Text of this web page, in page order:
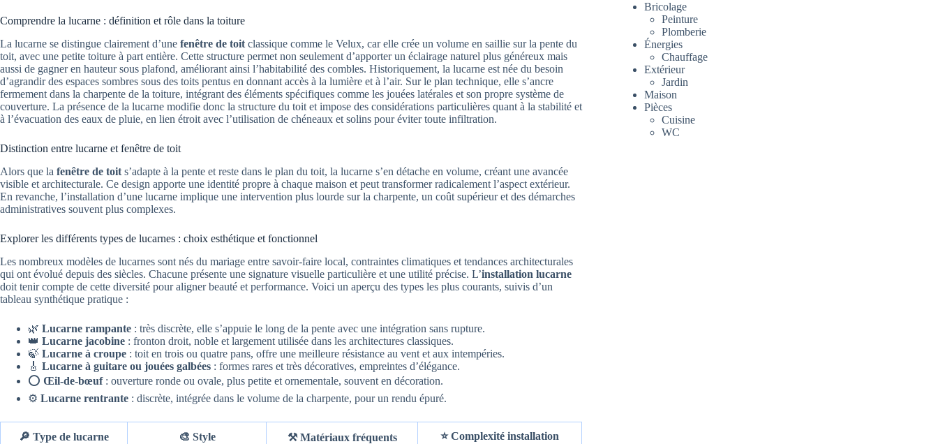
Comprendre la lucarne : définition et rôle dans la toiture
La lucarne se distingue clairement d’une fenêtre de toit classique comme le Velux, car elle crée un volume en saillie sur la pente du
toit, avec une petite toiture à part entière. Cette structure permet non seulement d’apporter un éclairage naturel plus généreux mais
aussi de gagner en hauteur sous plafond, améliorant ainsi l’habitabilité des combles. Historiquement, la lucarne est née du besoin
d’agrandir des espaces sombres sous des toits pentus en donnant accès à la lumière et à l’air. Sur le plan technique, elle s’ancre
fermement dans la charpente de la toiture, intégrant des éléments spécifiques comme les jouées latérales et son propre système de
couverture. La présence de la lucarne modifie donc la structure du toit et impose des considérations particulières quant à la stabilité et
à l’évacuation des eaux de pluie, en lien étroit avec l’utilisation de chéneaux et solins pour éviter toute infiltration.
Distinction entre lucarne et fenêtre de toit
Alors que la fenêtre de toit s’adapte à la pente et reste dans le plan du toit, la lucarne s’en détache en volume, créant une avancée
visible et architecturale. Ce design apporte une identité propre à chaque maison et peut transformer radicalement l’aspect extérieur.
En revanche, l’installation d’une lucarne implique une intervention plus lourde sur la charpente, un coût supérieur et des démarches
administratives souvent plus complexes.
Explorer les différents types de lucarnes : choix esthétique et fonctionnel
Les nombreux modèles de lucarnes sont nés du mariage entre savoir-faire local, contraintes climatiques et tendances architecturales
qui ont évolué depuis des siècles. Chacune présente une signature visuelle particulière et une utilité précise. L’installation lucarne
doit tenir compte de cette diversité pour aligner beauté et performance. Voici un aperçu des types les plus courants, suivis d’un
tableau synthétique pratique :
🌿 Lucarne rampante : très discrète, elle s’appuie le long de la pente avec une intégration sans rupture.
👑 Lucarne jacobine : fronton droit, noble et largement utilisée dans les architectures classiques.
🍃 Lucarne à croupe : toit en trois ou quatre pans, offre une meilleure résistance au vent et aux intempéries.
🎸 Lucarne à guitare ou jouées galbées : formes rares et très décoratives, empreintes d’élégance.
⭕ Œil-de-bœuf: ouverture ronde ou ovale, plus petite et ornementale, souvent en décoration.
⚙️ Lucarne rentrante : discrète, intégrée dans le volume de la charpente, pour un rendu épuré.
🔎 Type de lucarne 🎨 Style ⚒️ Matériaux fréquents ⭐ Complexité installation
Bricolage
Peinture
Plomberie
Énergies
Chauffage
Extérieur
Jardin
Maison
Pièces
Cuisine
WC